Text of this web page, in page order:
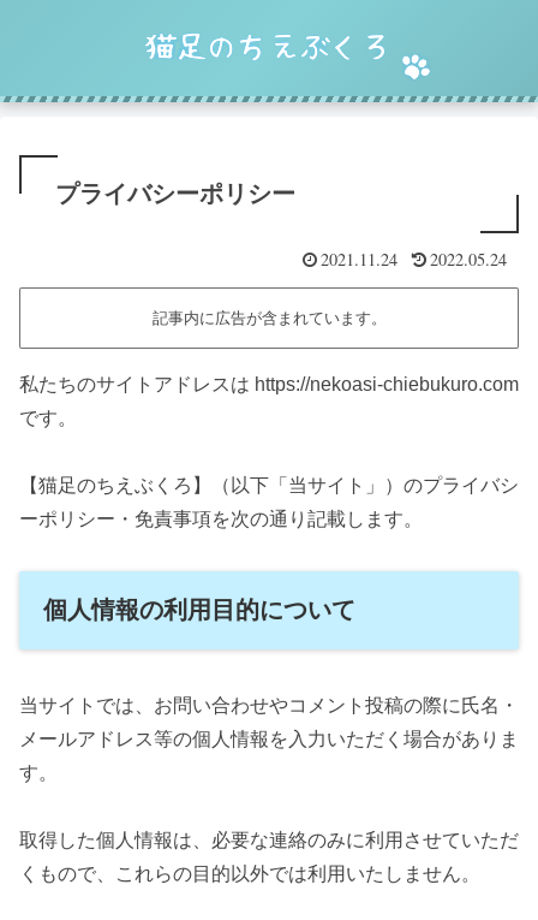
プライバシーポリシー
2021.11.24 2022.05.24
記事内に広告が含まれています。
私たちのサイトアドレスは https://nekoasi-chiebukuro.com
です。
【猫足のちえぶくろ】（以下「当サイト」）のプライバシ
ーポリシー・免責事項を次の通り記載します。
個人情報の利用目的について
当サイトでは、お問い合わせやコメント投稿の際に氏名・
メールアドレス等の個人情報を入力いただく場合がありま
す。
取得した個人情報は、必要な連絡のみに利用させていただ
くもので、これらの目的以外では利用いたしません。